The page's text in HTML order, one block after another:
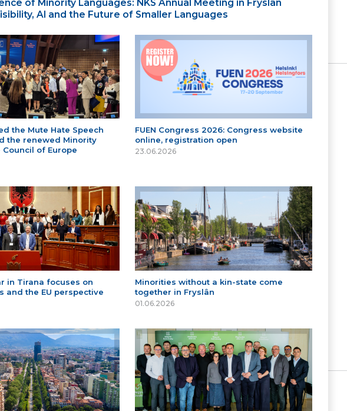
of Minority Languages: NKS Annual Meeting in Fryslân
AI and the Future of Smaller Languages
the Mute Hate Speech
the renewed Minority
of Europe
FUEN Congress 2026: Congress website
online, registration open
23.06.2026
in Tirana focuses on
and the EU perspective
Minorities without a kin-state come
together in Fryslân
01.06.2026